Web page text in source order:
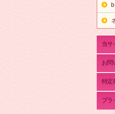
当サ
お問
特定
プラ